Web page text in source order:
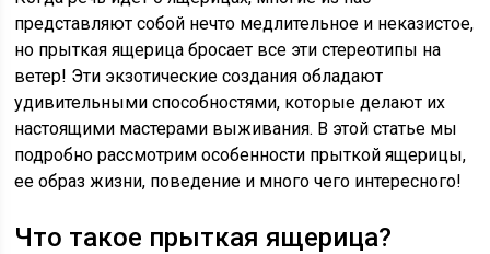
представляют собой нечто медлительное и неказистое,
но прыткая ящерица бросает все эти стереотипы на
ветер! Эти экзотические создания обладают
удивительными способностями, которые делают их
настоящими мастерами выживания. В этой статье мы
подробно рассмотрим особенности прыткой ящерицы,
ее образ жизни, поведение и много чего интересного!
Что такое прыткая ящерица?